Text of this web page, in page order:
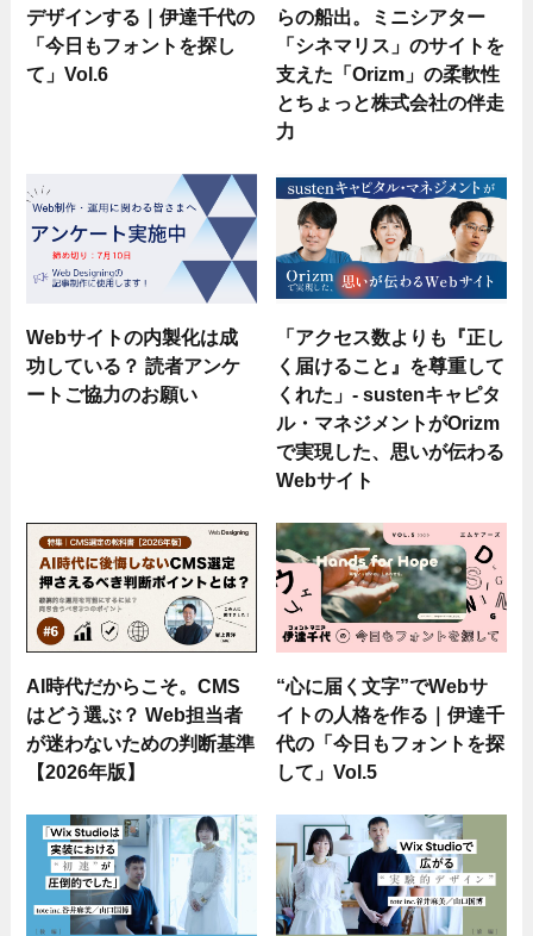
デザインする｜伊達千代の
「今日もフォントを探し
て」Vol.6
らの船出。ミニシアター
「シネマリス」のサイトを
支えた「Orizm」の柔軟性
とちょっと株式会社の伴走
力
Webサイトの内製化は成
功している？ 読者アンケ
ートご協力のお願い
「アクセス数よりも『正し
く届けること』を尊重して
くれた」- sustenキャピタ
ル・マネジメントがOrizm
で実現した、思いが伝わる
Webサイト
AI時代だからこそ。CMS
はどう選ぶ？ Web担当者
が迷わないための判断基準
【2026年版】
“心に届く文字”でWebサ
イトの人格を作る｜伊達千
代の「今日もフォントを探
して」Vol.5